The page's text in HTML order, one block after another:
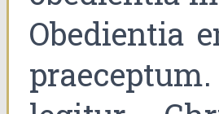
Obedientia